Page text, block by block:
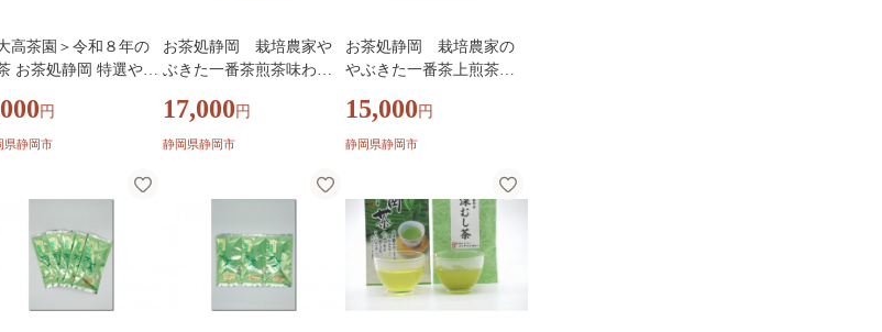
高茶園＞令和８年の
お茶処静岡 特選やぶ
べセット
円
県静岡市
お茶処静岡 栽培農家や
ぶきた一番茶煎茶味わい
17,000 円
静岡県静岡市
お茶処静岡 栽培農家の
やぶきた一番茶上煎茶 1
15,000 円
静岡県静岡市